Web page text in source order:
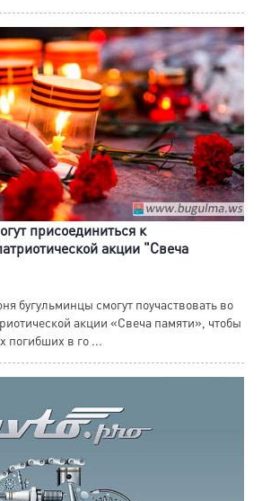
присоединиться к
акции "Свеча
бугульминцы смогут поучаствовать во
акции «Свеча памяти», чтобы
погибших в го ...